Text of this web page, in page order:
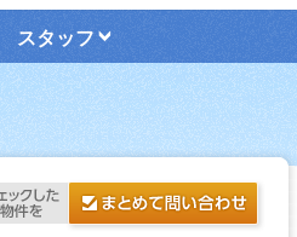
スタッフ